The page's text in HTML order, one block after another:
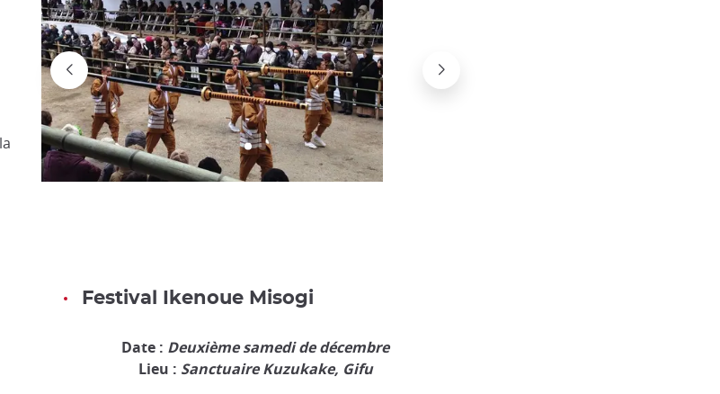
Festival Ikenoue Misogi
Date : Deuxième samedi de décembre
Lieu : Sanctuaire Kuzukake, Gifu